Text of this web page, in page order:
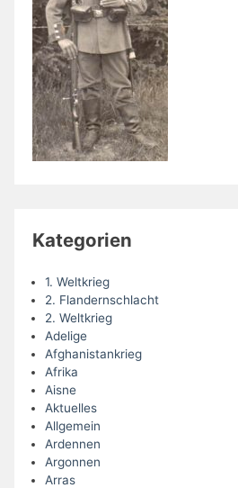
Kategorien
1. Weltkrieg
2. Flandernschlacht
2. Weltkrieg
Adelige
Afghanistankrieg
Afrika
Aisne
Aktuelles
Allgemein
Ardennen
Argonnen
Arras